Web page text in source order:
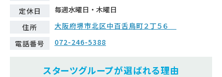
定休日
毎週水曜日・木曜日
住所
大阪府堺市北区中百舌鳥町２丁５６
電話番号
072-246-5388
スターツグループが選ばれる理由